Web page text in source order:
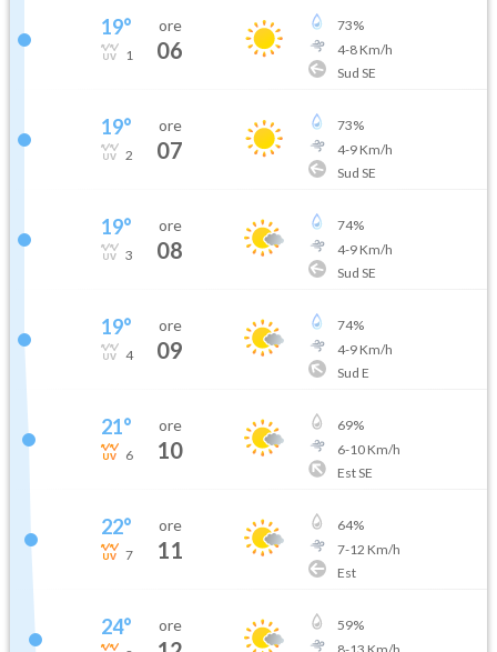
19°
1
ore
06
73%
4-8Km/h
Sud SE
19°
2
ore
07
73%
4-9Km/h
Sud SE
19°
3
ore
08
74%
4-9Km/h
Sud SE
19°
4
ore
09
74%
4-9Km/h
Sud E
21°
6
ore
10
69%
6-10Km/h
Est SE
22°
7
ore
11
64%
7-12 Km/h
Est
24° ore 59%